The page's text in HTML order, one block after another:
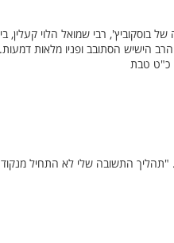
רבי שמואל הלוי קעלין,
הישיש הסתובב ופניו מלאות
כ"ט טבת
"תהליך התשובה שלי לא התחיל